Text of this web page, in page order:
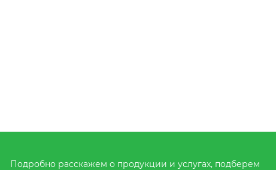
Подробно расскажем о продукции и услугах, подберем